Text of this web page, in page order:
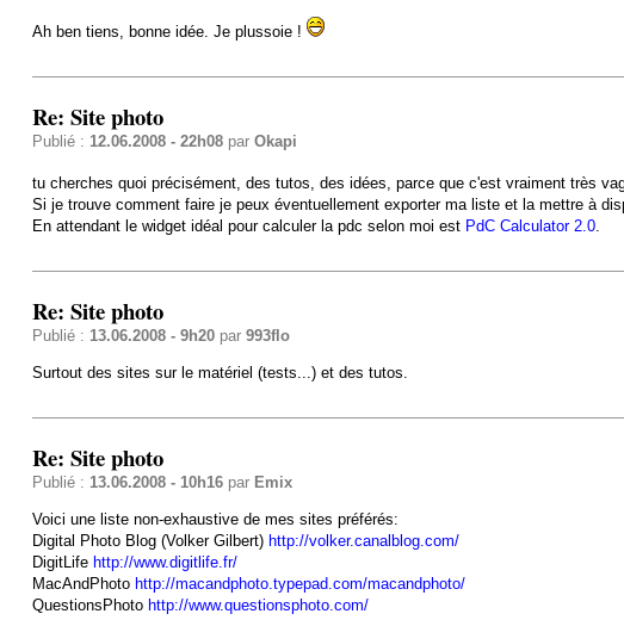
Ah ben tiens, bonne idée. Je plussoie !
Re: Site photo
Publié : 12.06.2008 - 22h08par Okapi
tu cherches quoi précisément, des tutos, des idées, parce que c'est vraiment très
Si je trouve comment faire je peux éventuellement exporter ma liste et la mettre à
En attendant le widget idéal pour calculer la pdc selon moi est PdC Calculator 2.0.
Re: Site photo
Publié : 13.06.2008 - 9h20par 993flo
Surtout des sites sur le matériel (tests...) et des tutos.
Re: Site photo
Publié : 13.06.2008 - 10h16par Emix
Voici une liste non-exhaustive de mes sites préférés:
Digital Photo Blog (Volker Gilbert) http://volker.canalblog.com/
DigitLife http://www.digitlife.fr/
MacAndPhoto http://macandphoto.typepad.com/macandphoto/
QuestionsPhoto http://www.questionsphoto.com/